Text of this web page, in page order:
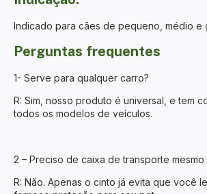
Indicado para cães de pequeno, médio e
Perguntas frequentes
1- Serve para qualquer carro?
R: Sim, nosso produto é universal, e tem
todos os modelos de veículos.
2 – Preciso de caixa de transporte
R: Não. Apenas o cinto já evita que você